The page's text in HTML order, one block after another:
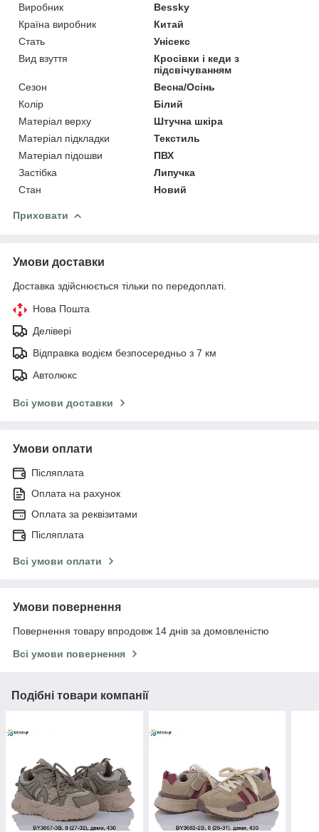
Виробник
Bessky
Країна виробник
Китай
Стать
Унісекс
Вид взуття
Кросівки і кеди з
підсвічуванням
Сезон
Весна/Осінь
Колір
Білий
Матеріал верху
Штучна шкіра
Матеріал підкладки
Текстиль
Матеріал підошви
ПВХ
Застібка
Липучка
Стан
Новий
Приховати
Умови доставки
Доставка здійснюється тільки по передоплаті.
Нова Пошта
Делівері
Відправка водієм безпосередньо з 7 км
Автолюкс
Всі умови доставки
Умови оплати
Післяплата
Оплата на рахунок
Оплата за реквізитами
Післяплата
Всі умови оплати
Умови повернення
Повернення товару впродовж 14 днів за домовленістю
Всі умови повернення
Подібні товари компанії